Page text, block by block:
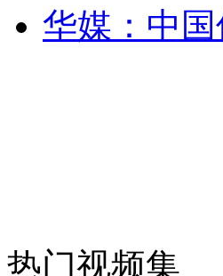
走！跟着总书记去植树
华媒：中
热门视频集